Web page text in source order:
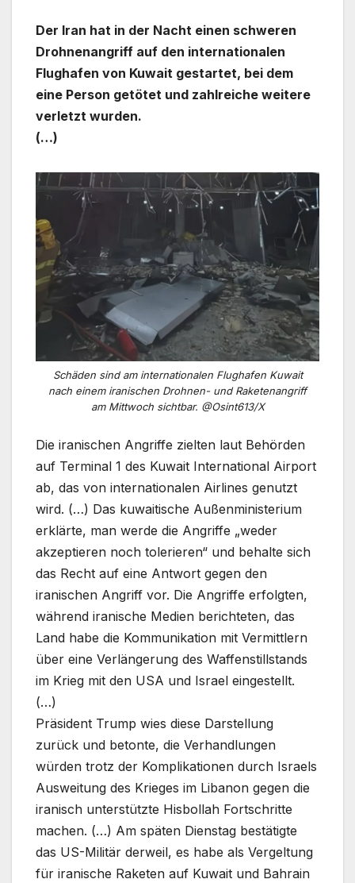
Der Iran hat in der Nacht einen schweren
Drohnenangriff auf den internationalen
Flughafen von Kuwait gestartet, bei dem
eine Person getötet und zahlreiche weitere
verletzt wurden.
(…)
Schäden sind am internationalen Flughafen Kuwait
nach einem iranischen Drohnen- und Raketenangriff
am Mittwoch sichtbar. @Osint613/X
Die iranischen Angriffe zielten laut Behörden
auf Terminal 1 des Kuwait International Airport
ab, das von internationalen Airlines genutzt
wird. (…) Das kuwaitische Außenministerium
erklärte, man werde die Angriffe „weder
akzeptieren noch tolerieren“ und behalte sich
das Recht auf eine Antwort gegen den
iranischen Angriff vor. Die Angriffe erfolgten,
während iranische Medien berichteten, das
Land habe die Kommunikation mit Vermittlern
über eine Verlängerung des Waffenstillstands
im Krieg mit den USA und Israel eingestellt.
(…)
Präsident Trump wies diese Darstellung
zurück und betonte, die Verhandlungen
würden trotz der Komplikationen durch Israels
Ausweitung des Krieges im Libanon gegen die
iranisch unterstützte Hisbollah Fortschritte
machen. (…) Am späten Dienstag bestätigte
das US-Militär derweil, es habe als Vergeltung
für iranische Raketen auf Kuwait und Bahrain